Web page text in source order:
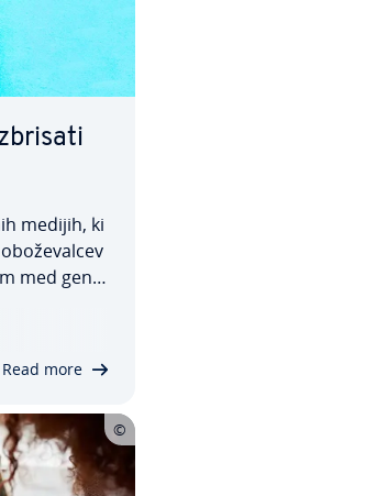
medijih, ki
med ge­ne­
ali…
Read more